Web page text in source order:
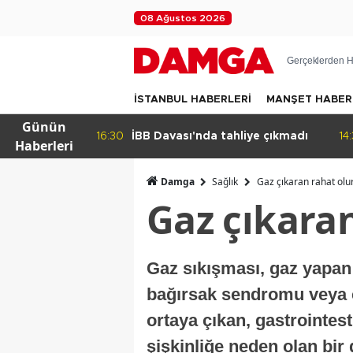
08 Ağustos 2026
Gerçeklerden
İSTANBUL HABERLERİ MANŞET HABER
Günün
Haberleri
16:30 İBB Davası'nda tahliye çıkmadı
Damga Sağlık Gaz çıkaran rahat
Gaz
Gaz sıkışması, gaz
bağırsak sendromu
ortaya çıkan,
şişkinliğe neden olan bir